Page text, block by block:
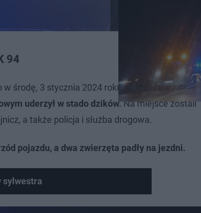
94
środę, 3 stycznia 2024 roku, w godzinach
uderzył w stado dzików.Na miejsce zostali
a także policja i służba drogowa.
pojazdu, a dwa zwierzęta padły na jezdni.
sylwestra